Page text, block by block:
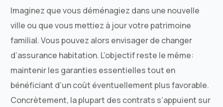
Imaginez que vous déménagiez dans une nouvelle
ville ou que vous mettiez à jour votre patrimoine
familial. Vous pouvez alors envisager de changer
d’assurance habitation. L’objectif reste le même:
maintenir les garanties essentielles tout en
bénéficiant d’un coût éventuellement plus favorable.
Concrètement, la plupart des contrats s’appuient sur